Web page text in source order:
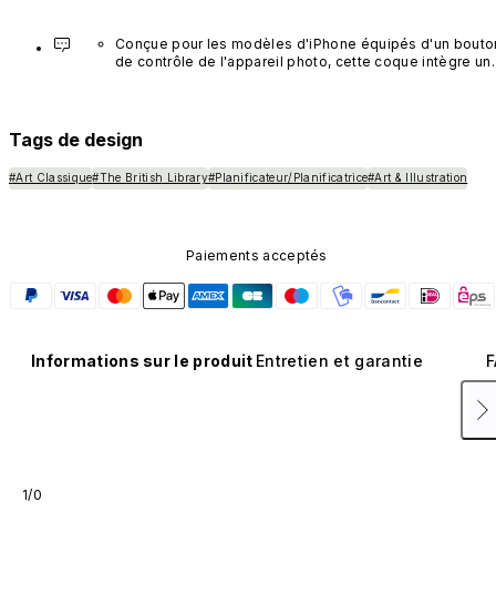
Conçue pour les modèles d'iPhone équipés d'un
de contrôle de l'appareil photo, cette coque intègre un
Tags de design
#Art Classique#The British Library#Planificateur/Planificatrice#Art & Illustration
Paiements acceptés
Informations sur le produit Entretien et garantie
1/0